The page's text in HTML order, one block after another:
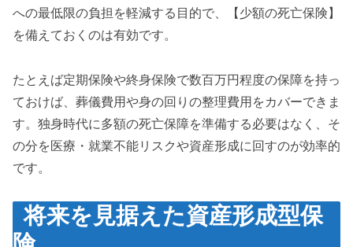
への最低限の負担を軽減する目的で、【少額の死亡保険】
を備えておくのは有効です。
たとえば定期保険や終身保険で数百万円程度の保障を持っ
ておけば、葬儀費用や身の回りの整理費用をカバーできま
す。独身時代に多額の死亡保障を準備する必要はなく、そ
の分を医療・就業不能リスクや資産形成に回すのが効率的
です。
将来を見据えた資産形成型保